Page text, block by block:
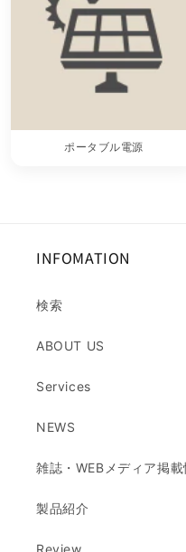
ポータブル電源
INFOMATION
検索
ABOUT US
Services
NEWS
雑誌・WEBメディア掲載
製品紹介
Review